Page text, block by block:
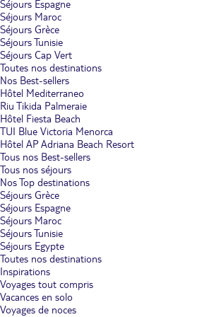
Séjours Espagne
Séjours Maroc
Séjours Grèce
Séjours Tunisie
Séjours Cap Vert
Toutes nos destinations
Nos Best-sellers
Hôtel Mediterraneo
Riu Tikida Palmeraie
Hôtel Fiesta Beach
TUI Blue Victoria Menorca
Hôtel AP Adriana Beach Resort
Tous nos Best-sellers
Tous nos séjours
Nos Top destinations
Séjours Grèce
Séjours Espagne
Séjours Maroc
Séjours Tunisie
Séjours Egypte
Toutes nos destinations
Inspirations
Voyages tout compris
Vacances en solo
Voyages de noces